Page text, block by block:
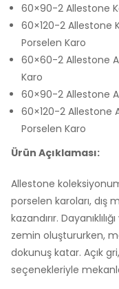
60×90-2 Allestone
60×120-2 Allestone
Porselen Karo
60×60-2 Allestone
Karo
60×90-2 Allestone
60×120-2 Allestone
Porselen Karo
Ürün Açıklaması:
Allestone
porselen karoları, dış
kazandırır.
zemin oluştururken,
dokunuş katar. Açık
seçenekleriyle